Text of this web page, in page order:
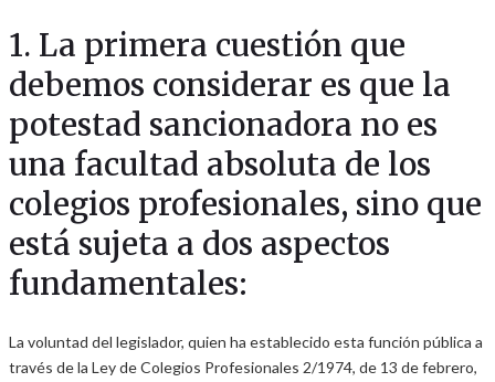
1. La primera cuestión que
debemos considerar es que la
potestad sancionadora no es
una facultad absoluta de los
colegios profesionales, sino que
está sujeta a dos aspectos
fundamentales:
La voluntad del legislador, quien ha establecido esta función pública a
través de la Ley de Colegios Profesionales 2/1974, de 13 de febrero,